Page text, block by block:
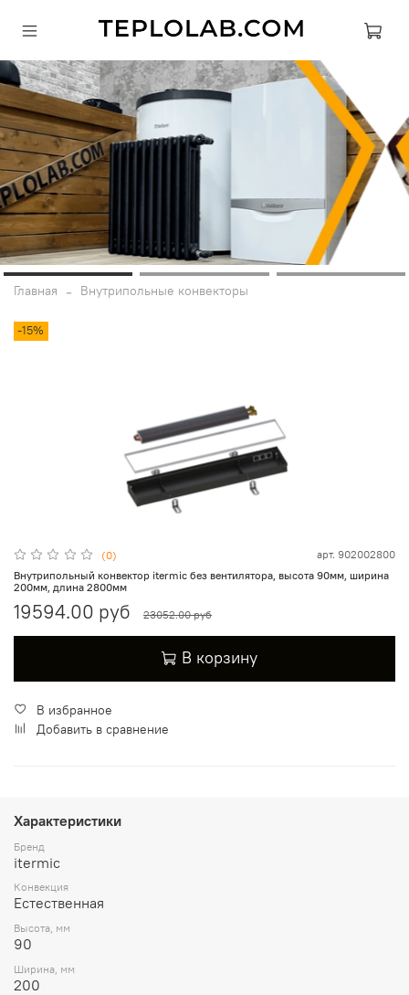
Главная Внутрипольные конвекторы
-15%
(0) арт. 902002800
Внутрипольный конвектор itermic без вентилятора, высота 90мм, ширина
200мм, длина 2800мм
19594.00 руб 23052.00 руб
В корзину
В избранное
Добавить в сравнение
Характеристики
Бренд
itermic
Конвекция
Естественная
Высота, мм
90
Ширина, мм
200